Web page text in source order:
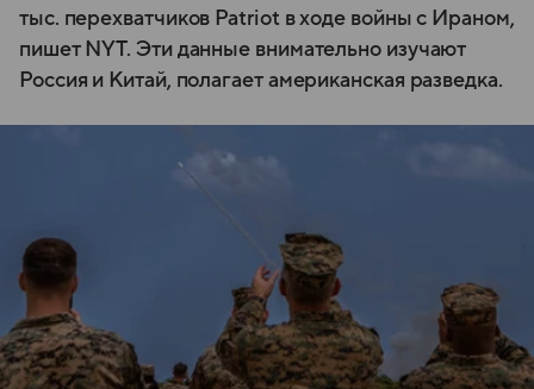
тыс. перехватчиков Patriot в ходе войны с Ираном,
пишет NYT. Эти данные внимательно изучают
Россия и Китай, полагает американская разведка.